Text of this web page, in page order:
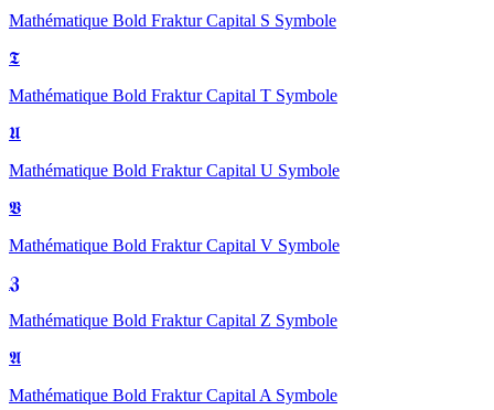
Mathématique Bold Fraktur Capital S Symbole
𝕿
Mathématique Bold Fraktur Capital T Symbole
𝖀
Mathématique Bold Fraktur Capital U Symbole
𝖁
Mathématique Bold Fraktur Capital V Symbole
𝖅
Mathématique Bold Fraktur Capital Z Symbole
𝕬
Mathématique Bold Fraktur Capital A Symbole